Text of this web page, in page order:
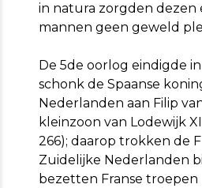
in natura zorgden dezen
mannen geen geweld
De 5de oorlog eindigde in
schonk de Spaanse
Nederlanden aan Filip
kleinzoon van Lodewijk
266); daarop trokken de
Zuidelijke Nederlanden
bezetten Franse troepen